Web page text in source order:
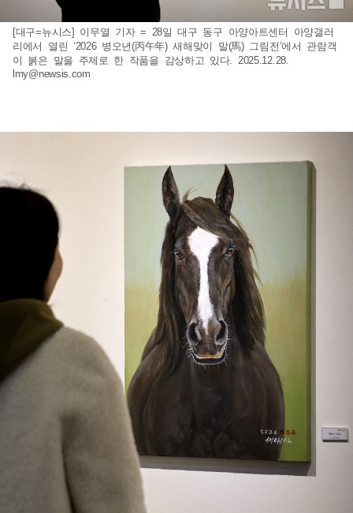
[대구=뉴시스] 이무열 기자 = 28일 대구 동구 아양아트센터 아양갤러
리에서 열린 ‘2026 병오년(丙午年) 새해맞이 말(馬) 그림전’에서 관람객
이 붉은 말을 주제로 한 작품을 감상하고 있다. 2025.12.28.
lmy@newsis.com